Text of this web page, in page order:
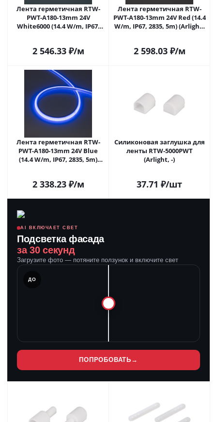
Лента герметичная RTW-
PWT-A180-13mm 24V
White6000 (14.4 W/m, IP67,
2 546.33₽/м
Лента герметичная RTW-
PWT-A180-13mm 24V Red (14.4
W/m, IP67, 2835, 5m) (Arlight,
2 598.03₽/м
Лента герметичная RTW-
PWT-A180-13mm 24V Blue
(14.4 W/m, IP67, 2835, 5m)
2 338.23₽/м
Силиконовая заглушка для
ленты RTW-5000PWT
(Arlight, -)
37.71 ₽/шт
AI ВКЛЮЧАЕТ СВЕТ
Подсветка фасада
за 30 секунд
Загрузите фото — потяните ползунок и включите свет
ДО
ПОПРОБОВАТЬ →